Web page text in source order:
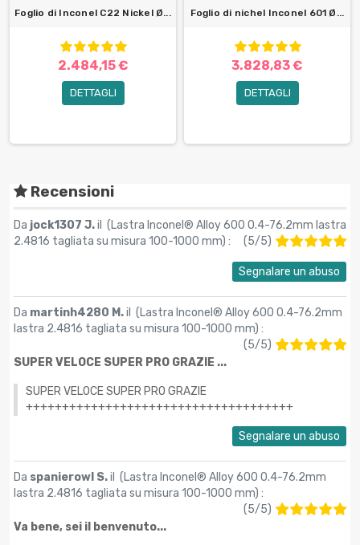
Foglio di Inconel C22 Nickel Ø...
2.484,15 €
DETTAGLI
Foglio di nichel Inconel 601 Ø...
3.828,83 €
DETTAGLI
Recensioni
Da jock1307 J.il (Lastra Inconel® Alloy 600 0.4-76.2mm lastra
2.4816 tagliata su misura 100-1000 mm) : (5/5)
Segnalare un abuso
Da martinh4280 M.il (Lastra Inconel® Alloy 600 0.4-76.2mm
lastra 2.4816 tagliata su misura 100-1000 mm) :
(5/5)
SUPER VELOCE SUPER PRO GRAZIE ...
SUPER VELOCE SUPER PRO GRAZIE
+++++++++++++++++++++++++++++++++++++
Segnalare un abuso
Da spanierowl S.il (Lastra Inconel® Alloy 600 0.4-76.2mm
lastra 2.4816 tagliata su misura 100-1000 mm) :
(5/5)
Va bene, sei il benvenuto...